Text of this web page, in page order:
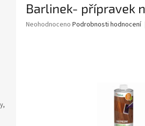
Barlinek- přípravek
Průměrné
Neohodnoceno Podrobnosti hodnocení